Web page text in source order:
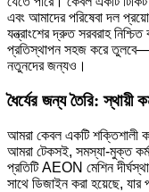
এবং আমাদের পরিষেবা দল
যন্ত্রাংশের দ্রুত সরবরাহ নিশ্চিত
প্রতিস্থাপন সহজ করে
নতুনদের জন্যও।
ধৈর্যের জন্য তৈরি: স্থায়ী
আমরা কেবল একটি শক্তিশালী
আমরা টেকসই, সমস্যা-মুক্ত
প্রতিটি AEON মেশিন
সাথে ডিজাইন করা হয়েছে,